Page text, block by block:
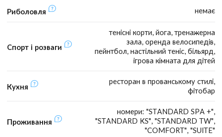
Риболовля немає
Спорт і розваги
тенісні корти, йога, тренажерна
зала, оренда велосипедів,
пейнтбол, настільний теніс, більярд,
ігрова кімната для дітей
Кухня
ресторан в прованському стилі,
фітобар
Проживання
номери: "STANDARD SPA +",
"STANDARD KS", "STANDARD TW",
"COMFORT", "SUITE"